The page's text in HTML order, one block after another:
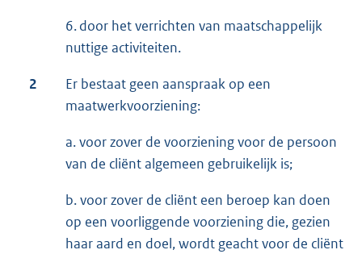
6. door het verrichten van maatschappelijk
nuttige activiteiten.
2
Er bestaat geen aanspraak op een
maatwerkvoorziening:
a. voor zover de voorziening voor de persoon
van de cliënt algemeen gebruikelijk is;
b. voor zover de cliënt een beroep kan doen
op een voorliggende voorziening die, gezien
haar aard en doel, wordt geacht voor de cliënt